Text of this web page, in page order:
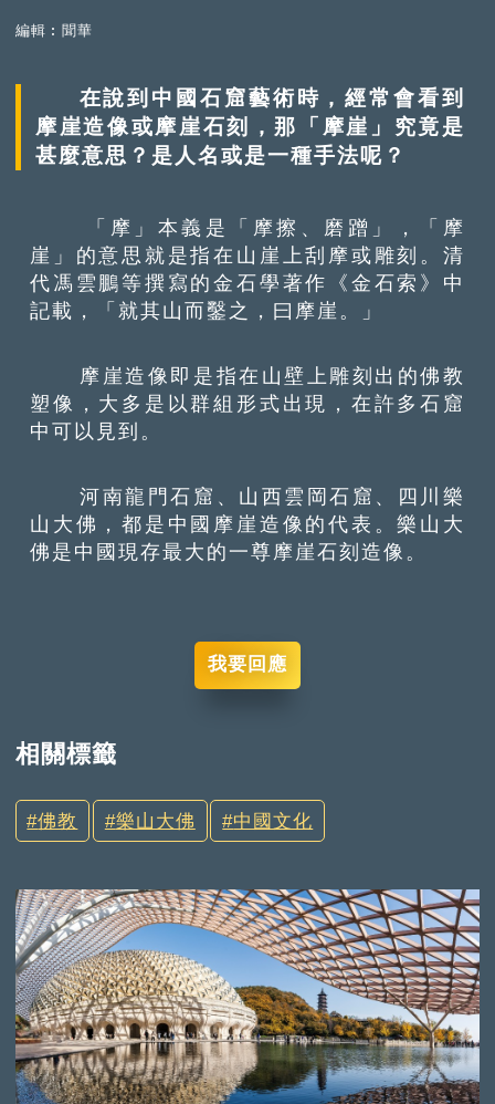
編輯︰聞華
在說到中國石窟藝術時，經常會看到
摩崖造像或摩崖石刻，那「摩崖」究竟是
甚麼意思？是人名或是一種手法呢？
「摩」本義是「摩擦、磨蹭」，「摩
崖」的意思就是指在山崖上刮摩或雕刻。清
代馮雲鵬等撰寫的金石學著作《金石索》中
記載，「就其山而鑿之，曰摩崖。」
摩崖造像即是指在山壁上雕刻出的佛教
塑像，大多是以群組形式出現，在許多石窟
中可以見到。
河南龍門石窟、山西雲岡石窟、四川樂
山大佛，都是中國摩崖造像的代表。樂山大
佛是中國現存最大的一尊摩崖石刻造像。
我要回應
相關標籤
佛教 樂山大佛 中國文化